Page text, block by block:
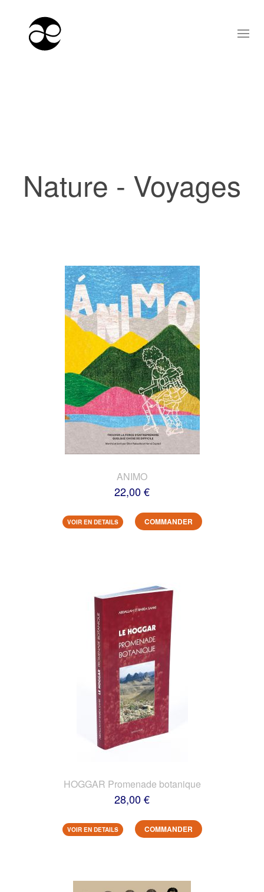
Nature - Voyages
ANIMO
22,00 €
VOIR EN DETAILS COMMANDER
HOGGAR Promenade botanique
28,00 €
VOIR EN DETAILS COMMANDER